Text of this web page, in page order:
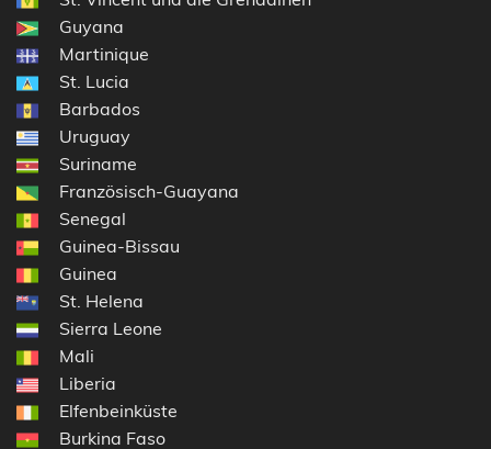
Guyana
Martinique
St. Lucia
Barbados
Uruguay
Suriname
Französisch-Guayana
Senegal
Guinea-Bissau
Guinea
St. Helena
Sierra Leone
Mali
Liberia
Elfenbeinküste
Burkina Faso